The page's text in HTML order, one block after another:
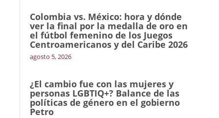
Colombia vs. México: hora y dónde
ver la final por la medalla de oro en
el fútbol femenino de los Juegos
Centroamericanos y del Caribe 2026
agosto 5, 2026
¿El cambio fue con las mujeres y
personas LGBTIQ+? Balance de las
políticas de género en el gobierno
Petro